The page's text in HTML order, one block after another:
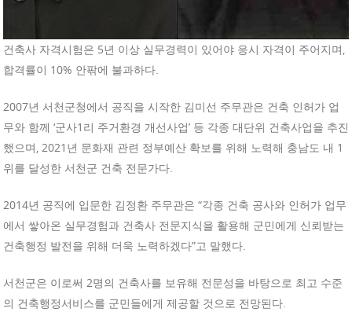
건축사 자격시험은 5년 이상 실무경력이 있어야 응시 자격이 주어지며,
합격률이 10% 안팎에 불과하다.
2007년 서천군청에서 공직을 시작한 김미선 주무관은 건축 인허가 업
무와 함께 ‘군사1리 주거환경 개선사업’ 등 각종 대단위 건축사업을 추진
했으며, 2021년 문화재 관련 정부예산 확보를 위해 노력해 충남도 내 1
위를 달성한 서천군 건축 전문가다.
2014년 공직에 입문한 김정환 주무관은 “각종 건축 공사와 인허가 업무
에서 쌓아온 실무경험과 건축사 전문지식을 활용해 군민에게 신뢰받는
건축행정 발전을 위해 더욱 노력하겠다”고 말했다.
서천군은 이로써 2명의 건축사를 보유해 전문성을 바탕으로 최고 수준
의 건축행정서비스를 군민들에게 제공할 것으로 전망된다.